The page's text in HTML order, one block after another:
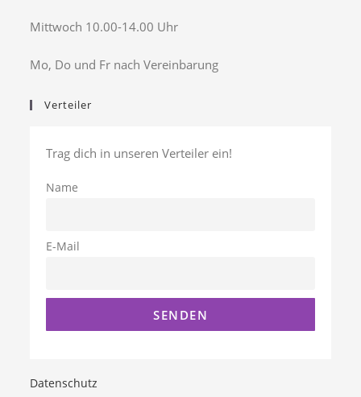
Mittwoch 10.00-14.00 Uhr
Mo, Do und Fr nach Vereinbarung
Verteiler
Trag dich in unseren Verteiler ein!
Name
E-Mail
Datenschutz